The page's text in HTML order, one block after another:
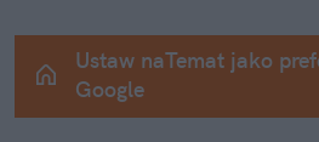
Ustaw naTemat jako
Google